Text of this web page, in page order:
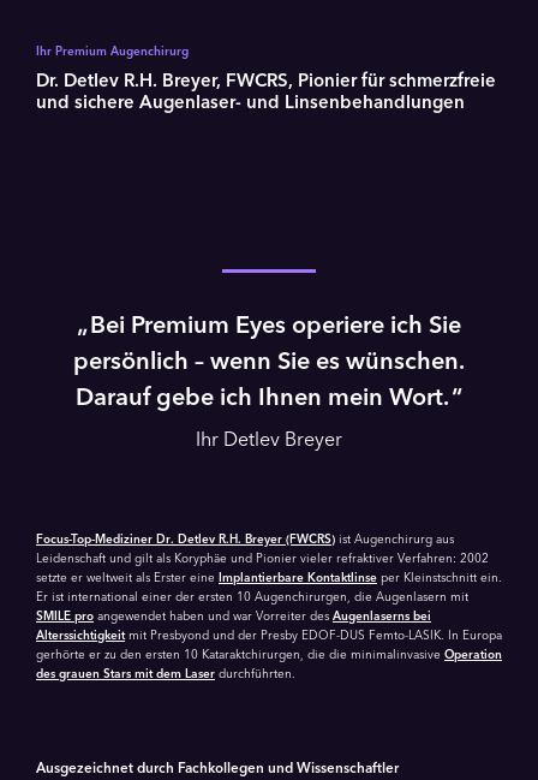
Ihr Premium Augenchirurg
Dr. Detlev R.H. Breyer, FWCRS, Pionier für schmerz­freie
und sichere Augenlaser- und Linsen­­­be­hand­lungen
Bei Premium Eyes operiere ich Sie
persönlich – wenn Sie es wünschen.
Darauf gebe ich Ihnen mein Wort.
Ihr Detlev Breyer
Focus-Top-Mediziner Dr. Detlev R.H. Breyer (FWCRS) ist Augenchirurg aus
Leidenschaft und gilt als Koryphäe und Pionier vieler refraktiver Verfahren: 2002
setzte er weltweit als Erster eine
Implantierbare Kontaktlinse per Kleinstschnitt ein.
Er ist international einer der ersten 10 Augenchirurgen, die Augenlasern mit
SMILE pro angewendet haben und war Vorreiter des Augenlaserns bei
Alterssichtigkeitmit Presbyond und der Presby EDOF-DUS Femto-LASIK. In Europa
gerhörte er zu den ersten 10 Kataraktchirurgen, die die minimalinvasive Operation
des grauen Stars mit dem Laser durchführten.
Ausgezeichnet durch Fachkollegen und Wissenschaftler